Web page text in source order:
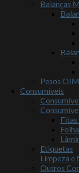
Balanças
Pesos
Consumíveis
Fitas
Etiquetas
Limpeza e
Outros